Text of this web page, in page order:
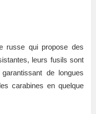
russe qui propose des
leurs fusils sont
de longues
carabines en quelque